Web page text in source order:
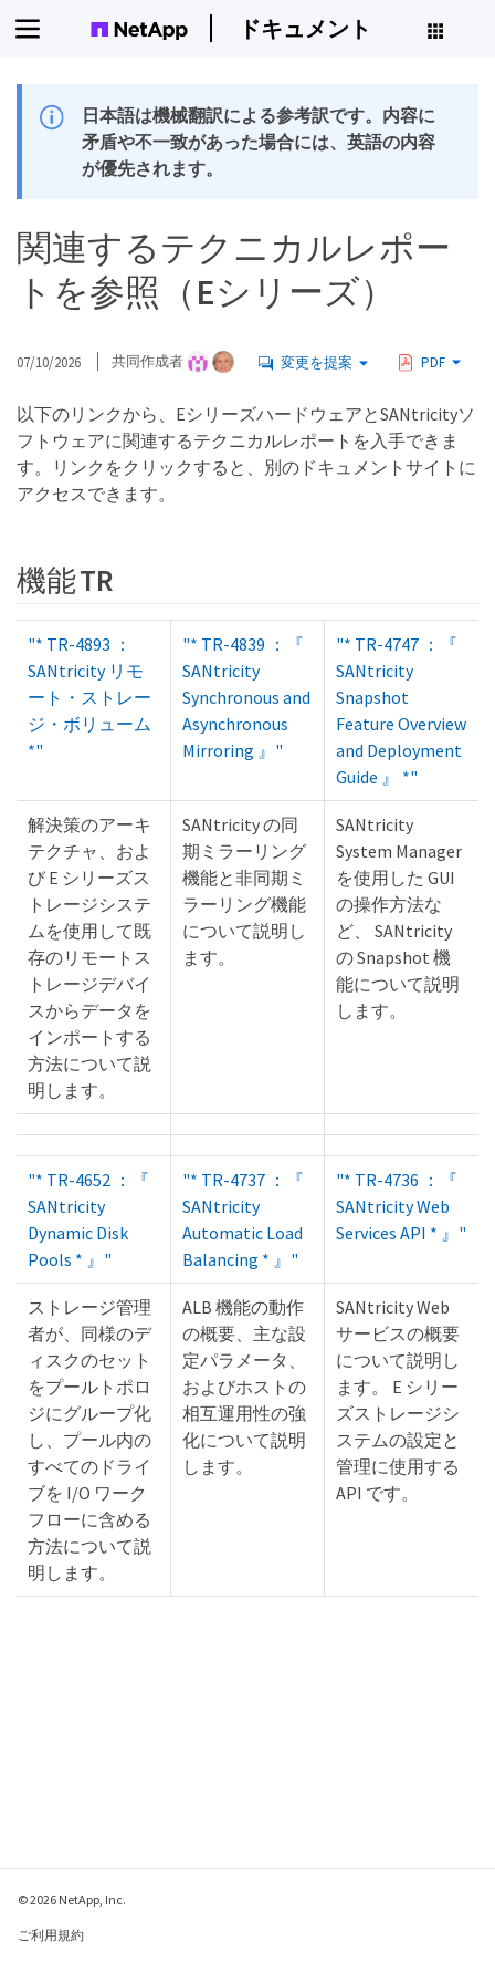
ドキュメント
日本語は機械翻訳による参考訳です。内容に
矛盾や不一致があった場合には、英語の内容
が優先されます。
関連するテクニカルレポー
トを参照（Eシリーズ）
07/10/2026 共同作成者 変更を提案 PDF
以下のリンクから、EシリーズハードウェアとSANtricityソ
フトウェアに関連するテクニカルレポートを入手できま
す。リンクをクリックすると、別のドキュメントサイトに
アクセスできます。
機能 TR
"* TR-4893 ：
SANtricity リモ
ート・ストレー
ジ・ボリューム
*"
"* TR-4839 ：『
SANtricity
Synchronous and
Asynchronous
Mirroring 』"
"* TR-4747 ：『
SANtricity
Snapshot
Feature Overview
and Deployment
Guide 』 *"
解決策のアーキ
テクチャ、およ
び E シリーズス
トレージシステ
ムを使用して既
存のリモートス
トレージデバイ
スからデータを
インポートする
方法について説
明します。
SANtricity の同
期ミラーリング
機能と非同期ミ
ラーリング機能
について説明し
ます。
SANtricity
System Manager
を使用した GUI
の操作方法な
ど、 SANtricity
の Snapshot 機
能について説明
します。
"* TR-4652 ：『
SANtricity
Dynamic Disk
Pools * 』"
"* TR-4737 ：『
SANtricity
Automatic Load
Balancing * 』"
"* TR-4736 ：『
SANtricity Web
Services API * 』"
ストレージ管理
者が、同様のデ
ィスクのセット
をプールトポロ
ジにグループ化
し、プール内の
すべてのドライ
ブを I/O ワーク
フローに含める
方法について説
明します。
ALB 機能の動作
の概要、主な設
定パラメータ、
およびホストの
相互運用性の強
化について説明
します。
SANtricity Web
サービスの概要
について説明し
ます。 E シリー
ズストレージシ
ステムの設定と
管理に使用する
API です。
© 2026 NetApp, Inc.
ご利用規約